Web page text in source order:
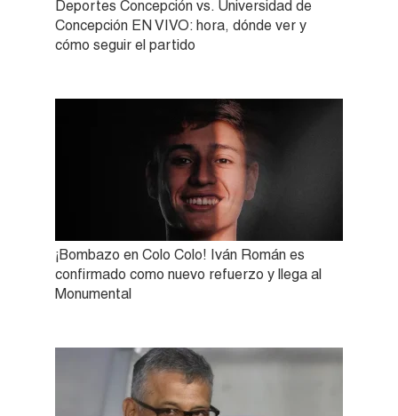
Deportes Concepción vs. Universidad de
Concepción EN VIVO: hora, dónde ver y
cómo seguir el partido
¡Bombazo en Colo Colo! Iván Román es
confirmado como nuevo refuerzo y llega al
Monumental